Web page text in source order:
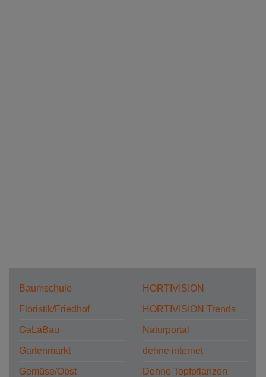
Baumschule
Floristik/Friedhof
GaLaBau
Gartenmarkt
Gemüse/Obst
HORTIVISION
HORTIVISION Trends
Naturportal
dehne internet
Dehne Topfpflanzen